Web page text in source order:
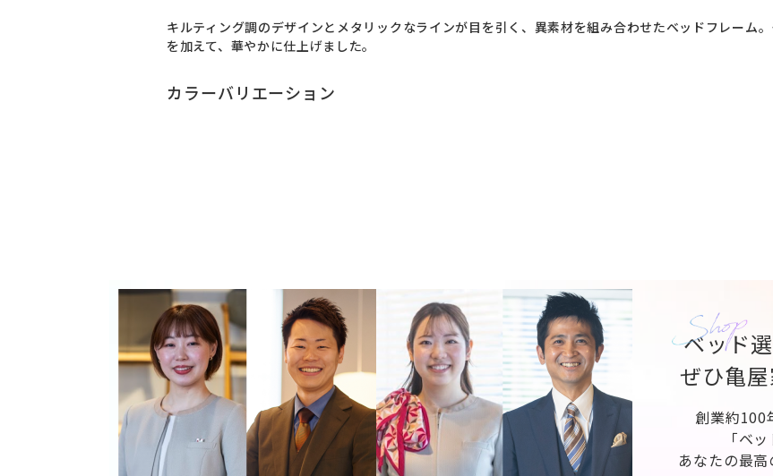
キルティング調のデザインとメタリックなラインが目を引く、異素材を組み合わせたベッドフレーム
を加えて、華やかに仕上げました。
カラーバリエーション
ベッド
ぜひ亀
創業約100
「ベ
あなたの最